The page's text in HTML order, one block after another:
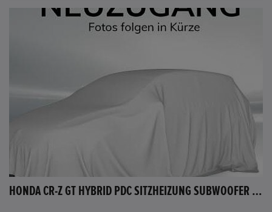
HONDA CR-Z GT HYBRID PDC SITZHEIZUNG SUBWOOFER BLUETOOTH